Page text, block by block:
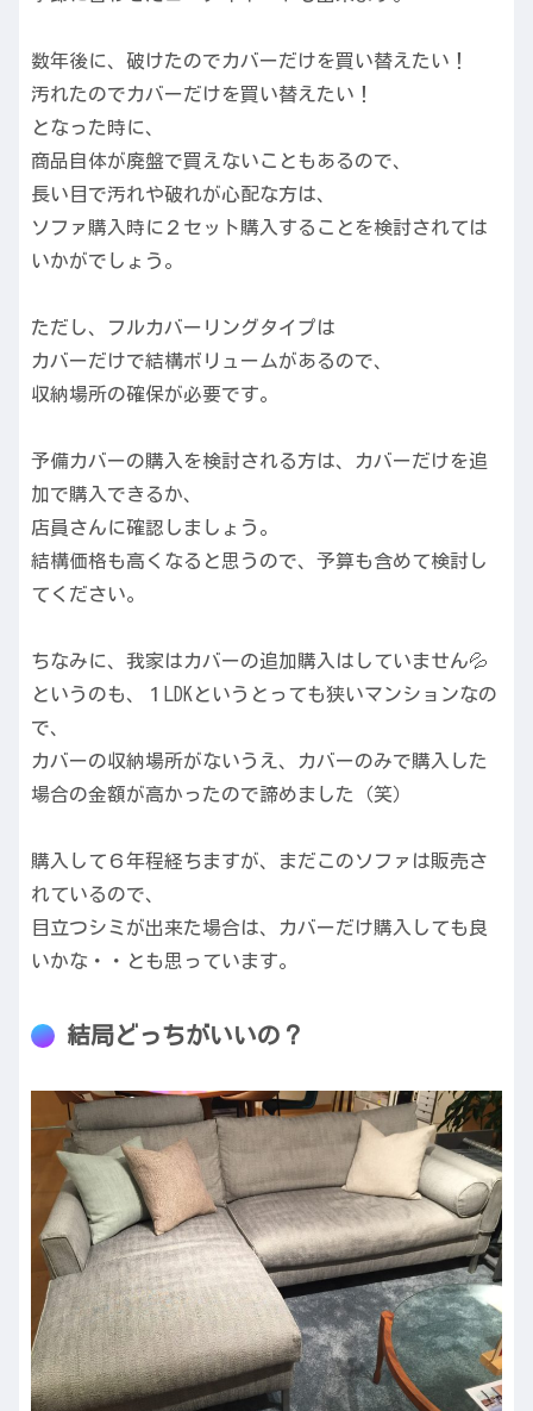
数年後に、破けたのでカバーだけを買い替えたい！
汚れたのでカバーだけを買い替えたい！
となった時に、
商品自体が廃盤で買えないこともあるので、
長い目で汚れや破れが心配な方は、
ソファ購入時に２セット購入することを検討されては
いかがでしょう。
ただし、フルカバーリングタイプは
カバーだけで結構ボリュームがあるので、
収納場所の確保が必要です。
予備カバーの購入を検討される方は、カバーだけを追
加で購入できるか、
店員さんに確認しましょう。
結構価格も高くなると思うので、予算も含めて検討し
てください。
ちなみに、我家はカバーの追加購入はしていません💦
というのも、１LDKというとっても狭いマンションなの
で、
カバーの収納場所がないうえ、カバーのみで購入した
場合の金額が高かったので諦めました（笑）
購入して６年程経ちますが、まだこのソファは販売さ
れているので、
目立つシミが出来た場合は、カバーだけ購入しても良
いかな・・とも思っています。
結局どっちがいいの？